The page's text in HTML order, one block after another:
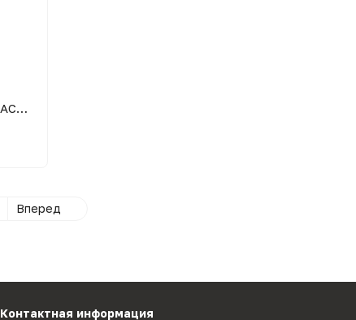
Вперед
Контактная информация